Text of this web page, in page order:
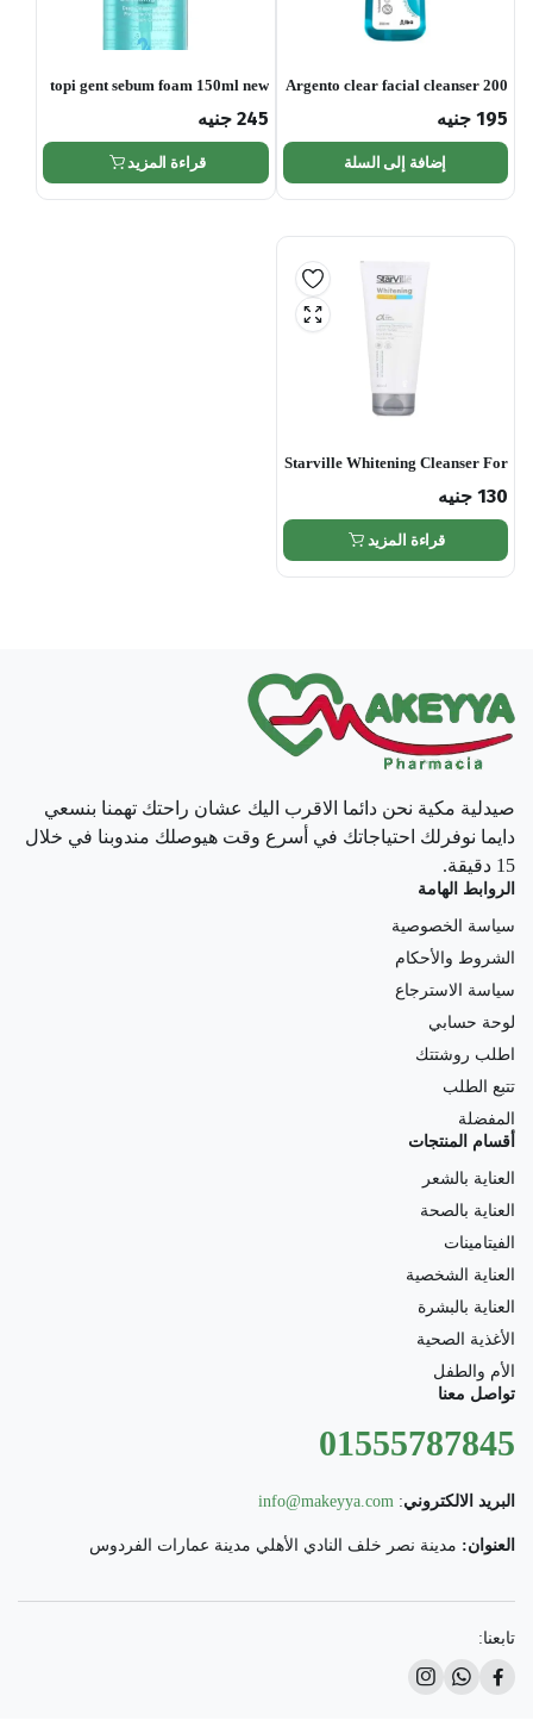
Argento clear facial cleanser 200
195 جنيه
إضافة إلى السلة
topi gent sebum foam 150ml new
245 جنيه
قراءة المزيد
Starville Whitening Cleanser For
130 جنيه
قراءة المزيد
صيدلية مكية نحن دائما الاقرب اليك عشان راحتك تهمنا بنسعي
دايما نوفرلك احتياجاتك في أسرع وقت هيوصلك مندوبنا في خلال
15 دقيقة.
الروابط الهامة
سياسة الخصوصية
الشروط والأحكام
سياسة الاسترجاع
لوحة حسابي
اطلب روشتتك
تتبع الطلب
المفضلة
أقسام المنتجات
العناية بالشعر
العناية بالصحة
الفيتامينات
العناية الشخصية
العناية بالبشرة
الأغذية الصحية
الأم والطفل
تواصل معنا
01555787845
البريد الالكتروني:
info@makeyya.com
العنوان: مدينة نصر خلف النادي الأهلي مدينة عمارات الفردوس
تابعنا: